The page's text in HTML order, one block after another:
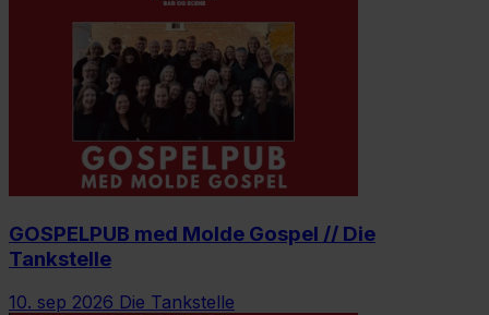
GOSPELPUB med Molde Gospel // Die
Tankstelle
10. sep 2026 Die Tankstelle